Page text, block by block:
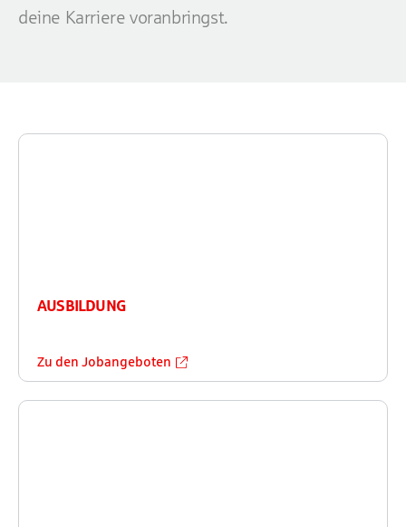
deine Karriere voranbringst.
AUSBILDUNG
Zu den Jobangeboten